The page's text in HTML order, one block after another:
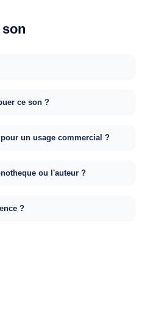
ce son ?
un usage commercial ?
ou l'auteur ?
?